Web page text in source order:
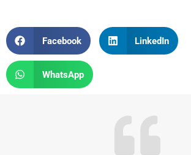
Facebook LinkedIn
WhatsApp